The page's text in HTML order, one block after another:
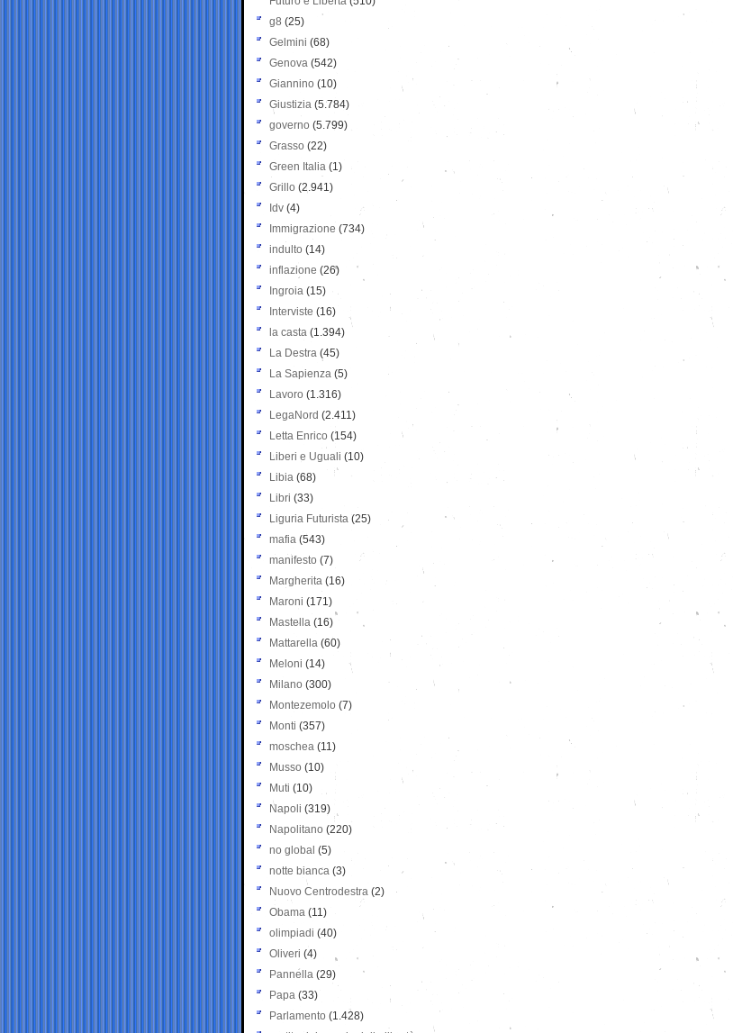
g8 (25)
Gelmini (68)
Genova (542)
Giannino (10)
Giustizia (5.784)
governo (5.799)
Grasso (22)
Green Italia (1)
Grillo (2.941)
Idv (4)
Immigrazione (734)
indulto (14)
inflazione (26)
Ingroia (15)
Interviste (16)
la casta (1.394)
La Destra (45)
La Sapienza (5)
Lavoro (1.316)
LegaNord (2.411)
Letta Enrico (154)
Liberi e Uguali (10)
Libia (68)
Libri (33)
Liguria Futurista (25)
mafia (543)
manifesto (7)
Margherita (16)
Maroni (171)
Mastella (16)
Mattarella (60)
Meloni (14)
Milano (300)
Montezemolo (7)
Monti (357)
moschea (11)
Musso (10)
Muti (10)
Napoli (319)
Napolitano (220)
no global (5)
notte bianca (3)
Nuovo Centrodestra (2)
Obama (11)
olimpiadi (40)
Oliveri (4)
Pannella (29)
Papa (33)
Parlamento (1.428)